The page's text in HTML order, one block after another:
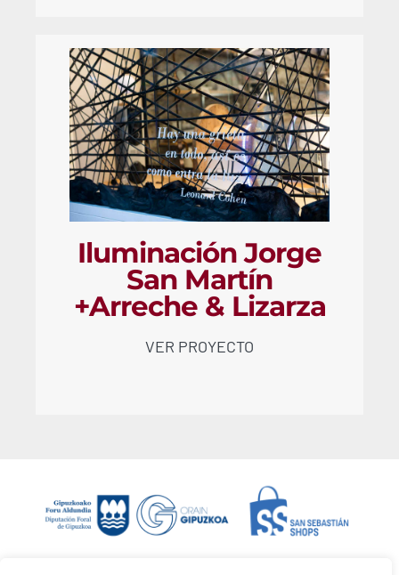
Iluminación Jorge
San Martín
+Arreche & Lizarza
VER PROYECTO